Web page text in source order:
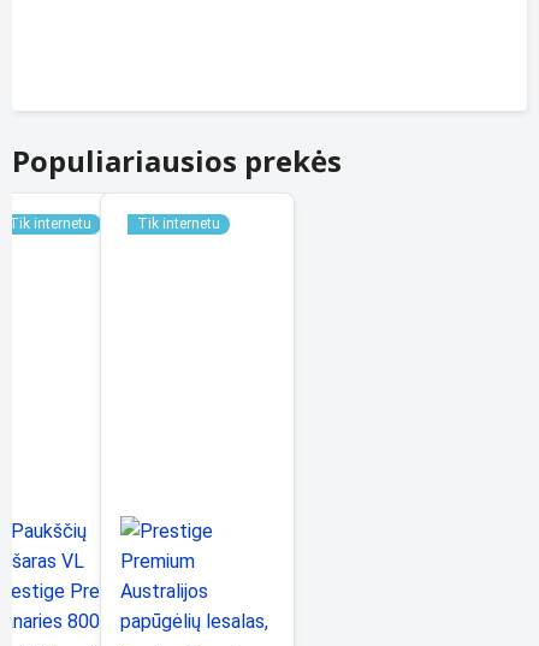
Populiariausios prekės
Tik internetu Tik internetu